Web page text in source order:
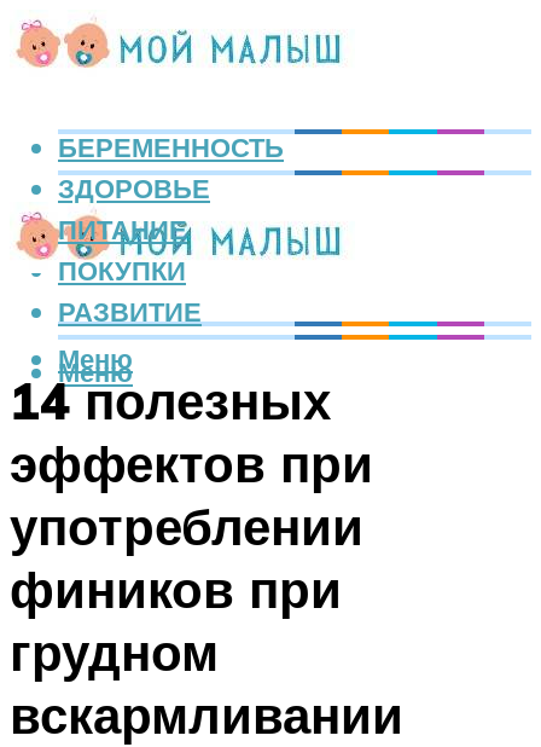
БЕРЕМЕННОСТЬ
ЗДОРОВЬЕ
ПИТАНИЕ
ПОКУПКИ
РАЗВИТИЕ
Меню
Меню
14 полезных
эффектов при
употреблении
фиников при
грудном
вскармливании